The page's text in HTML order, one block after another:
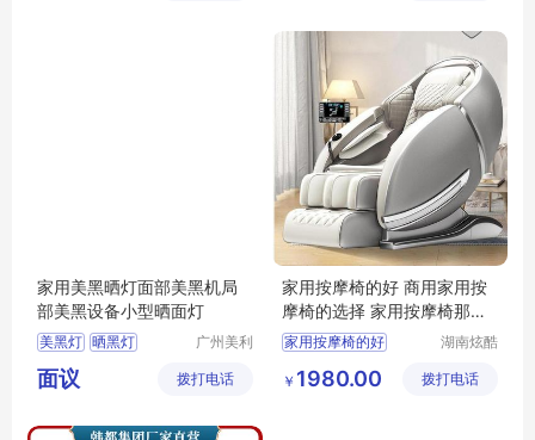
家用美黑晒灯面部美黑机局
部美黑设备小型晒面灯
美黑灯 晒黑灯
美黑晒灯
晒面灯
广州美利
技有限公
面议 拨打电话
家用按摩椅的好 商用家用按
摩椅的选择 家用按摩椅那款
品牌好
家用按摩椅的好
家用按摩椅那款品牌好
湖南炫酷
技有限公
￥ 1980.00 拨打电话